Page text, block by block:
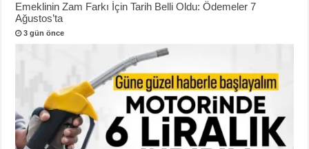
Emeklinin Zam Farkı İçin Tarih Belli Oldu: Ödemeler 7
Ağustos’ta
3 gün önce